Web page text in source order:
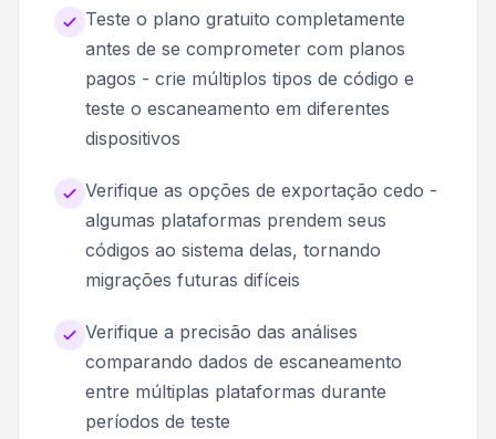
Teste o plano gratuito completamente
antes de se comprometer com planos
pagos - crie múltiplos tipos de código e
teste o escaneamento em diferentes
dispositivos
Verifique as opções de exportação cedo -
algumas plataformas prendem seus
códigos ao sistema delas, tornando
migrações futuras difíceis
Verifique a precisão das análises
comparando dados de escaneamento
entre múltiplas plataformas durante
períodos de teste